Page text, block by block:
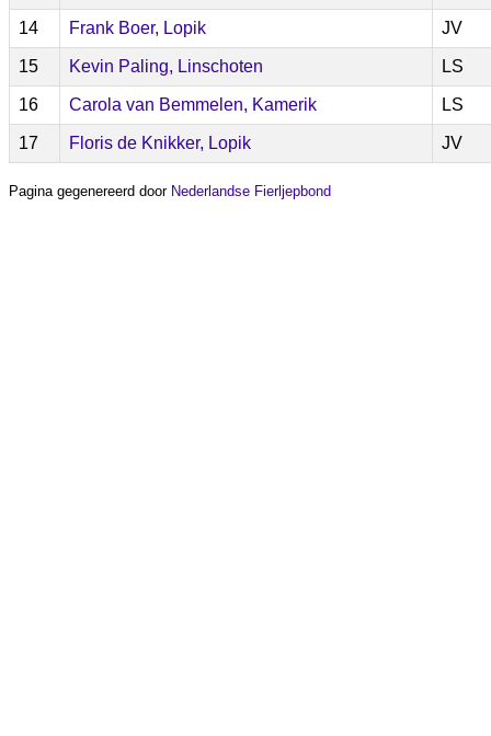
14 Frank Boer, Lopik JV
15 Kevin Paling, Linschoten LS
16 Carola van Bemmelen, Kamerik LS
17 Floris de Knikker, Lopik JV
Pagina gegenereerd door Nederlandse Fierljepbond